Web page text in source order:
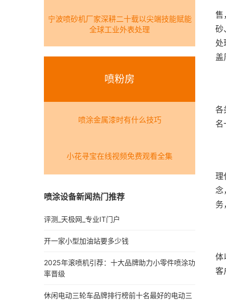
售
砂
处
各
理
念
体
宁波喷砂机厂家深耕二十载以尖端技能赋能
全球工业外表处理
喷粉房
喷涂金属漆时有什么技巧
小花寻宝在线视频免费观看全集
喷涂设备新闻热门推荐
评测_天极网_专业IT门户
开一家小型加油站要多少钱
2025年滚喷机引荐：十大品牌助力小零件喷涂功
率晋级
休闲电动三轮车品牌排行榜前十名最好的电动三